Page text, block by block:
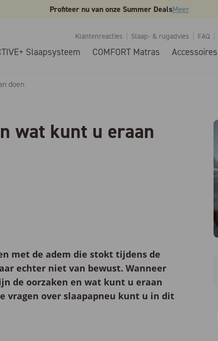
Profiteer nu van onze Summer DealsMeer
Klantenreacties Slaap- & rugadvies FAQ
Slaapsysteem COMFORT Matras Accessoires
doen
wat kunt u eraan
met de adem die stokt tijdens de
echter niet van bewust. Wanneer
de oorzaken en wat kunt u eraan
vragen over slaapapneu kunt u in dit